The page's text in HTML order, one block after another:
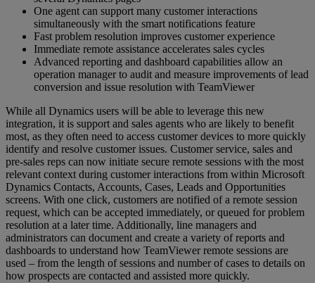
One agent can support many customer interactions
simultaneously with the smart notifications feature
Fast problem resolution improves customer experience
Immediate remote assistance accelerates sales cycles
Advanced reporting and dashboard capabilities allow an
operation manager to audit and measure improvements of lead
conversion and issue resolution with TeamViewer
While all Dynamics users will be able to leverage this new
integration, it is support and sales agents who are likely to benefit
most, as they often need to access customer devices to more quickly
identify and resolve customer issues. Customer service, sales and
pre-sales reps can now initiate secure remote sessions with the most
relevant context during customer interactions from within Microsoft
Dynamics Contacts, Accounts, Cases, Leads and Opportunities
screens. With one click, customers are notified of a remote session
request, which can be accepted immediately, or queued for problem
resolution at a later time. Additionally, line managers and
administrators can document and create a variety of reports and
dashboards to understand how TeamViewer remote sessions are
used – from the length of sessions and number of cases to details on
how prospects are contacted and assisted more quickly.